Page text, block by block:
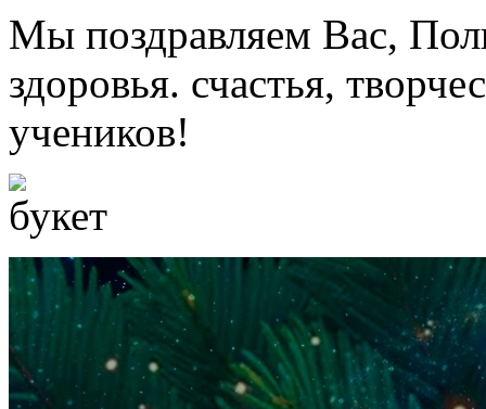
Мы поздравляем Вас,
здоровья. счастья,
учеников!